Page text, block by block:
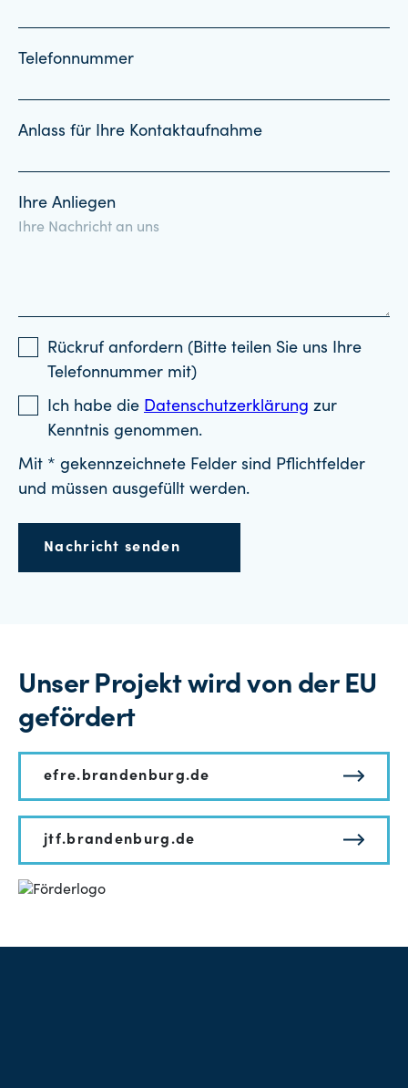
Telefonnummer
Anlass für Ihre Kontaktaufnahme
Ihre Anliegen
Rückruf anfordern (Bitte teilen Sie uns Ihre
Telefonnummer mit)
Ich habe die Datenschutzerklärung zur
Kenntnis genommen.
Mit * gekennzeichnete Felder sind Pflichtfelder
und müssen ausgefüllt werden.
Nachricht senden
Unser Projekt wird von der EU
gefördert
efre.brandenburg.de
jtf.brandenburg.de